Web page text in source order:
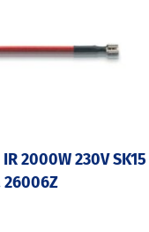
2000W 230V SK15
26006Z